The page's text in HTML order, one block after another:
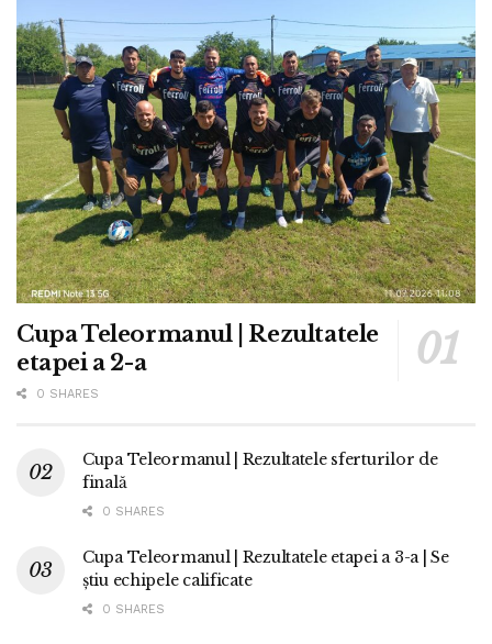
Cupa Teleormanul | Rezultatele
etapei a 2-a
0 SHARES
Cupa Teleormanul | Rezultatele sferturilor de
finală
0 SHARES
Cupa Teleormanul | Rezultatele etapei a 3-a | Se
știu echipele calificate
0 SHARES